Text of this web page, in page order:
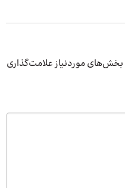
بخش‌های موردنیاز علامت‌گذاری